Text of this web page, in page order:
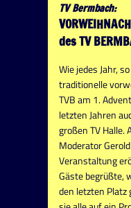
TV Bermbach:
des TV
Wie jedes Jahr,
traditionelle
TVB am 1.
letzten Jahren
großen TV Halle.
Moderator
Veranstaltung
Gäste begrüßte,
den letzten